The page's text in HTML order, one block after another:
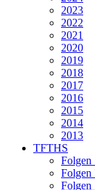
2023
2022
2021
2020
2019
2018
2017
2016
2015
2014
2013
TFTHS
Folgen
Folgen
Folgen